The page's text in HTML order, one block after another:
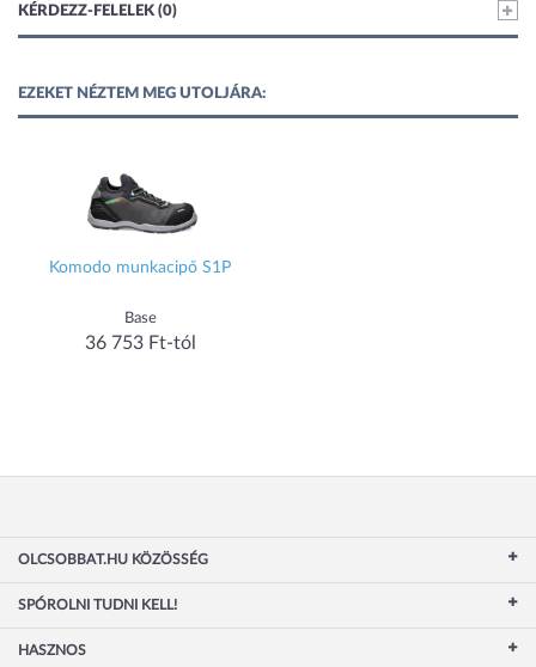
KÉRDEZZ-FELELEK (0)
EZEKET NÉZTEM MEG UTOLJÁRA:
Komodo munkacipő S1P
Base
36 753 Ft-tól
OLCSOBBAT.HU KÖZÖSSÉG
SPÓROLNI TUDNI KELL!
HASZNOS